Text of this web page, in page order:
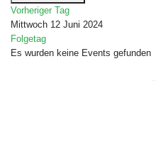
Vorheriger Tag
Mittwoch 12 Juni 2024
Folgetag
Es wurden keine Events gefunden